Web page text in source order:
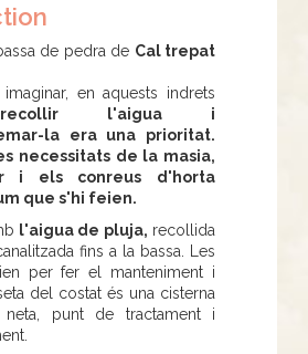
de pedra de Cal trepat
en aquests indrets
recollir l'aigua i
la era una prioritat.
necessitats de la masia,
i els conreus d'horta
que s'hi feien.
l'aigua de pluja, recollida
fins a la bassa. Les
per fer el manteniment i
del costat és una cisterna
neta, punt de tractament i